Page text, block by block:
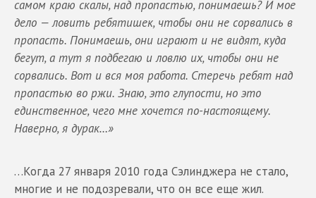
самом краю скалы, над пропастью, понимаешь? И мое
дело —ловить ребятишек, чтобы они не сорвались в
пропасть. Понимаешь, они играют и не видят, куда
бегут, а тут я подбегаю и ловлю их, чтобы они не
сорвались. Вот и вся моя работа. Стеречь ребят над
пропастью во ржи. Знаю, это глупости, но это
единственное, чего мне хочется по-настоящему.
Наверно, я дурак…»
…Когда 27 января 2010 года Сэлинджера не стало,
многие и не подозревали, что он все еще жил.